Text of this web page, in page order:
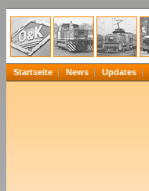
Startseite News Updates